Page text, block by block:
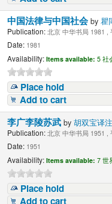
中国法律与中国社会by瞿
Publication: 北京 中华书局 1981 ,
Date: 1981
Availability: Items available: 5 社
Place hold
Add to cart
李广李陵苏武by胡双宝译注
Publication: 北京 中华书局 1951 ,
Date: 1951
Availability: Items available: 7 世
Place hold
Add to cart